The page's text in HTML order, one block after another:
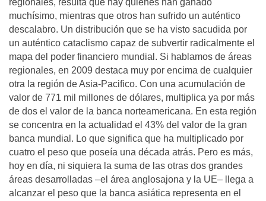
regionales, resulta que hay quienes han ganado
muchísimo, mientras que otros han sufrido un auténtico
descalabro. Un distribución que se ha visto sacudida por
un auténtico cataclismo capaz de subvertir radicalmente el
mapa del poder financiero mundial. Si hablamos de áreas
regionales, en 2009 destaca muy por encima de cualquier
otra la región de Asia-Pacifico. Con una acumulación de
valor de 771 mil millones de dólares, multiplica ya por más
de dos el valor de la banca norteamericana. En esta región
se concentra en la actualidad el 43% del valor de la gran
banca mundial. Lo que significa que ha multiplicado por
cuatro el peso que poseía una década atrás. Pero es más,
hoy en día, ni siquiera la suma de las otras dos grandes
áreas desarrolladas –el área anglosajona y la UE– llega a
alcanzar el peso que la banca asiática representa en el